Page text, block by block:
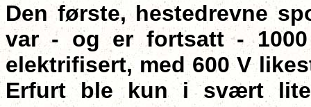
Den første, hestedrevne
var - og er fortsatt -
elektrifisert, med 600 V
Erfurt ble kun i svært